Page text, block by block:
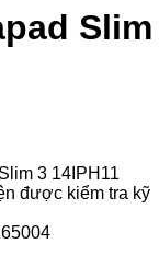
Slim
3 14IPH11
được kiểm tra kỹ